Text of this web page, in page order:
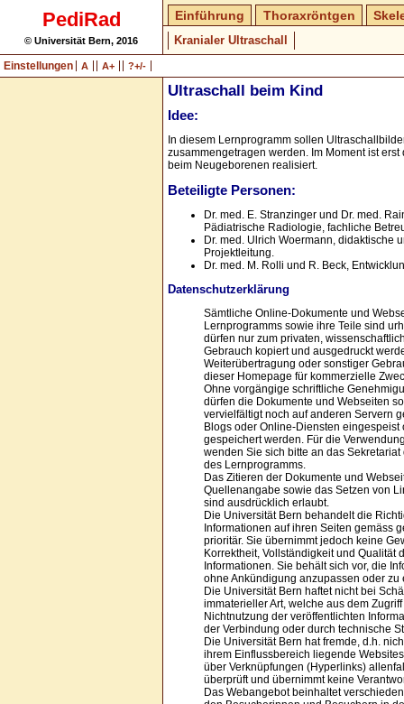
PediRad
© Universität Bern, 2016
Einführung Thoraxröntgen
Kranialer Ultraschall
Einstellungen
A A+ ?+/-
Ultraschall beim Kind
Idee:
In diesem Lernprogramm sollen
zusammengetragen werden. Im Moment ist
beim Neugeborenen realisiert.
Beteiligte Personen:
Dr. med. E. Stranzinger und Dr. med.
Pädiatrische Radiologie, fachliche
Dr. med. Ulrich Woermann, didaktische
Projektleitung.
Dr. med. M. Rolli und R. Beck,
Datenschutzerklärung
Sämtliche Online-Dokumente und
Lernprogramms sowie ihre Teile sind
dürfen nur zum privaten,
Gebrauch kopiert und ausgedruckt
Weiterübertragung oder sonstiger
dieser Homepage für kommerzielle
Ohne vorgängige schriftliche
dürfen die Dokumente und Webseiten
vervielfältigt noch auf anderen Servern
Blogs oder Online-Diensten eingespeist
gespeichert werden. Für die
wenden Sie sich bitte an das
des Lernprogramms.
Das Zitieren der Dokumente und
Quellenangabe sowie das Setzen von
sind ausdrücklich erlaubt.
Die Universität Bern behandelt die
Informationen auf ihren Seiten gemäss
prioritär. Sie übernimmt jedoch keine
Korrektheit, Vollständigkeit und Qualität
Informationen. Sie behält sich vor, die
ohne Ankündigung anzupassen oder zu
Die Universität Bern haftet nicht bei
immaterieller Art, welche aus dem
Nichtnutzung der veröffentlichten
der Verbindung oder durch technische
Die Universität Bern hat fremde, d.h.
ihrem Einflussbereich liegende
über Verknüpfungen (Hyperlinks)
überprüft und übernimmt keine
Das Webangebot beinhaltet